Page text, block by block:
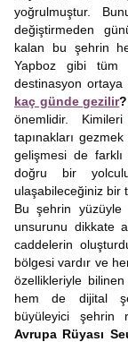
yoğrulmuştur.
değiştirmeden
kalan bu şehrin
Yapboz gibi tüm
destinasyon ortaya
kaç günde gezilir?
önemlidir.
tapınakları
gelişmesi de farklı
doğru bir
ulaşabileceğiniz bir
Bu şehrin yüzüyle
unsurunu dikkate
caddelerin
bölgesi vardır ve
özellikleriyle
hem de dijital
büyüleyici şehrin
Avrupa Rüyası